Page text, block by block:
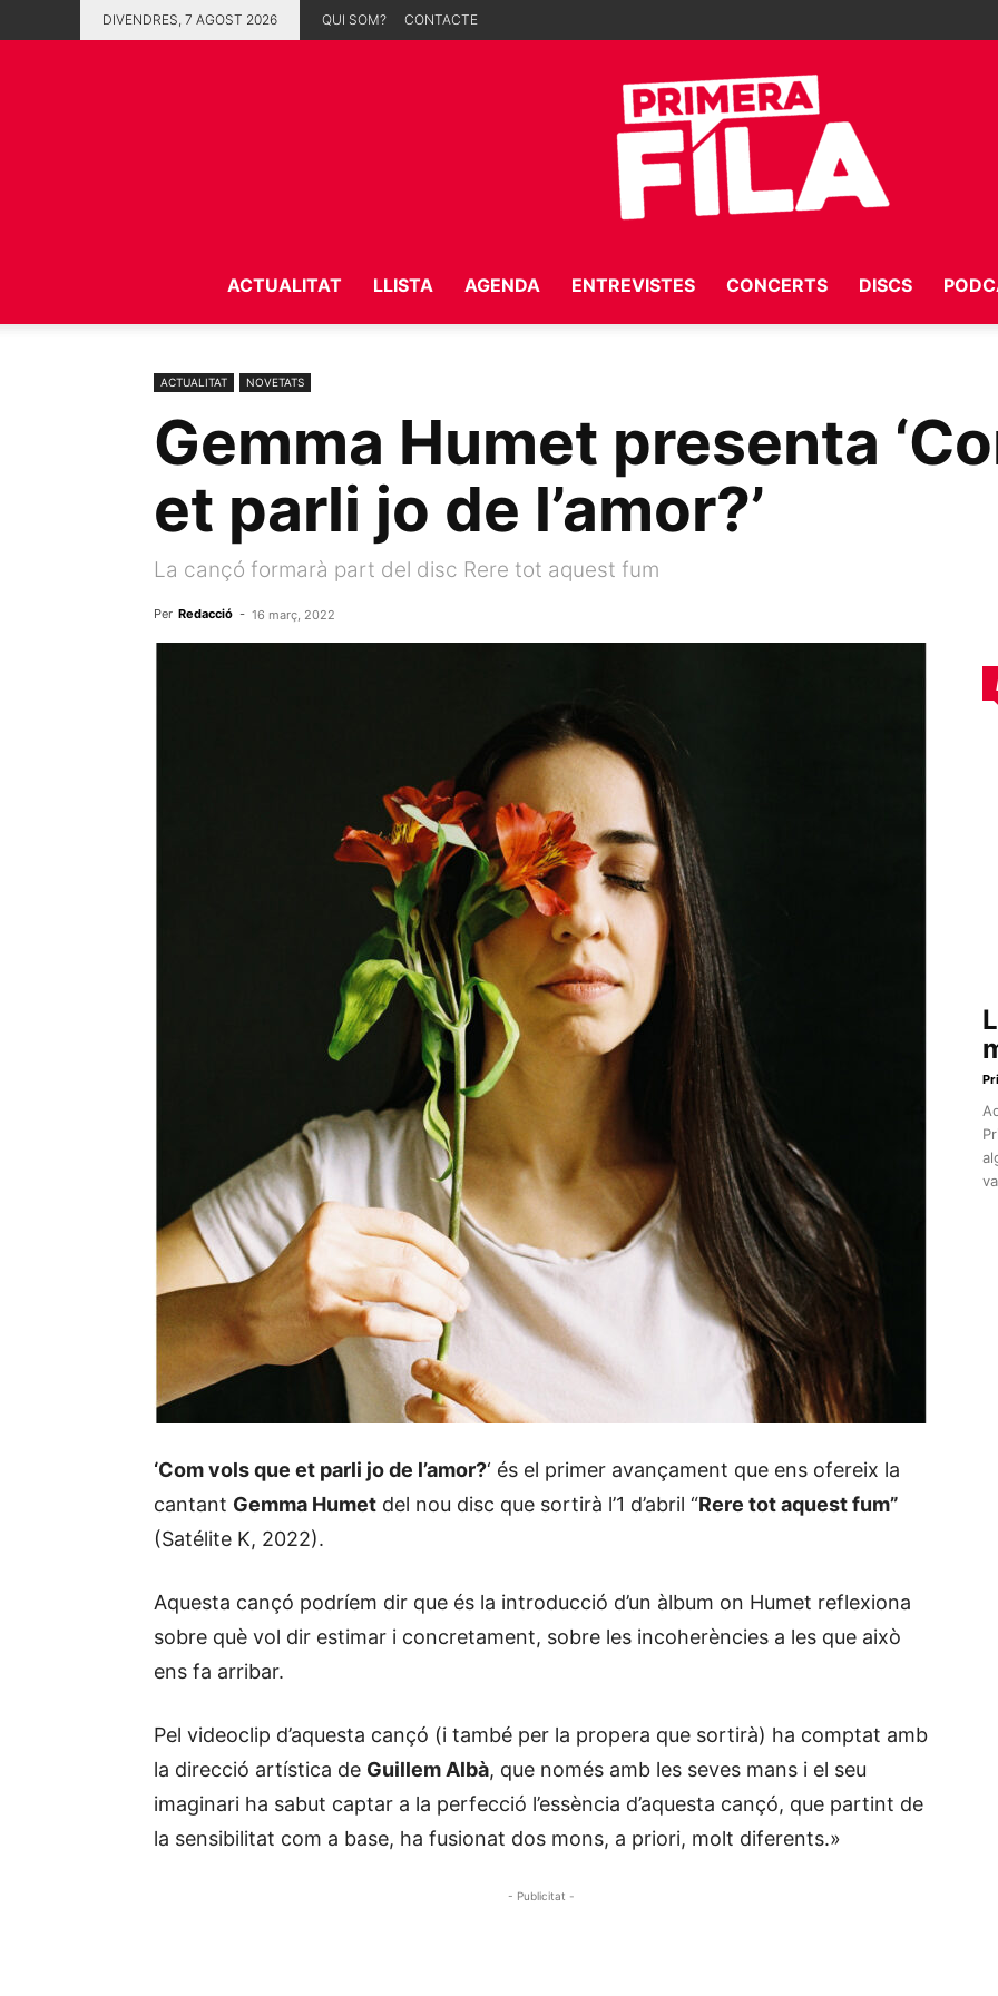
DIVENDRES, 7 AGOST 2026 QUI SOM? CONTACTE
Fila
ACTUALITAT LLISTA AGENDA ENTREVISTES CONCERTS DISCS
ACTUALITAT NOVETATS
Gemma Humet presenta
et parli jo de l’amor?’
La cançó formarà part del disc Rere tot aquest fum
Per Redacció - 16 març, 2022
‘Com vols que et parli jo de l’amor?‘ és el primer avançament que ens ofereix la
cantant Gemma Humet del nou disc que sortirà l’1 d’abril “Rere tot aquest fum”
(Satélite K, 2022).
Aquesta cançó podríem dir que és la introducció d’un àlbum on Humet reflexiona
sobre què vol dir estimar i concretament, sobre les incoherències a les que això
ens fa arribar.
Pel videoclip d’aquesta cançó (i també per la propera que sortirà) ha comptat amb
la direcció artística de Guillem Albà, que només amb les seves mans i el seu
imaginari ha sabut captar a la perfecció l’essència d’aquesta cançó, que partint de
la sensibilitat com a base, ha fusionat dos mons, a priori, molt diferents.»
- Publicitat -